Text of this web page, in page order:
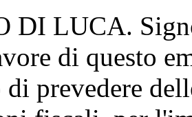
DI LUCA.
di questo
di prevedere